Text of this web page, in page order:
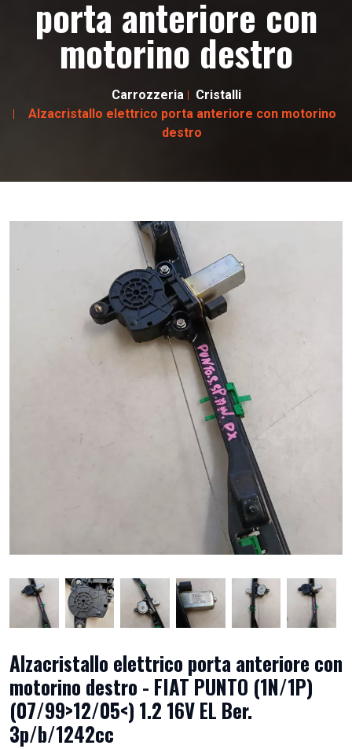
porta anteriore con
motorino destro
Carrozzeria
Cristalli
Alzacristallo elettrico porta anteriore con motorino
destro
Alzacristallo elettrico porta anteriore con
motorino destro - FIAT PUNTO (1N/1P)
(07/99>12/05<) 1.2 16V EL Ber.
3p/b/1242cc